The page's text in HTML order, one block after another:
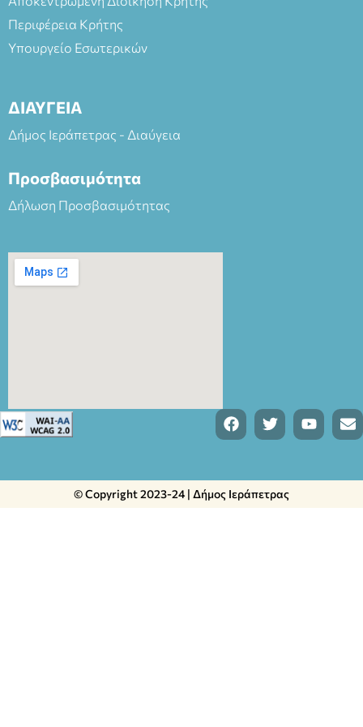
Περιφέρεια Κρήτης
Υπουργείο Εσωτερικών
ΔΙΑΥΓΕΙΑ
Δήμος Ιεράπετρας - Διαύγεια
Προσβασιμότητα
Δήλωση Προσβασιμότητας
© Copyright 2023-24 | Δήμος Ιεράπετρας